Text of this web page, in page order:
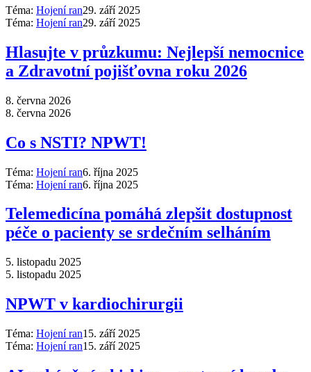
Téma: Hojení ran29. září 2025
Téma: Hojení ran29. září 2025
Hlasujte v průzkumu: Nejlepší nemocnice
a Zdravotní pojišťovna roku 2026
8. června 2026
8. června 2026
Co s NSTI? NPWT!
Téma: Hojení ran6. října 2025
Téma: Hojení ran6. října 2025
Telemedicína pomáhá zlepšit dostupnost
péče o pacienty se srdečním selháním
5. listopadu 2025
5. listopadu 2025
NPWT v kardiochirurgii
Téma: Hojení ran15. září 2025
Téma: Hojení ran15. září 2025